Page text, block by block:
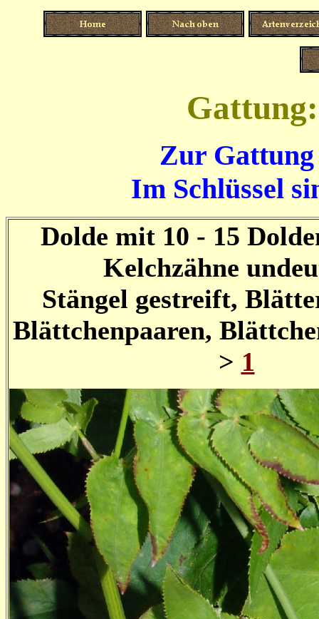
G
Zur Gattung
Im Schlüssel
Dolde mit 10 - 15
Kelchzähne
Stängel gestreift,
Blättchenpaaren,
> 1